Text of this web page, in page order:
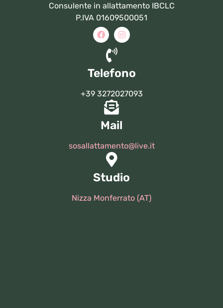
Consulente in allattamento IBCLC
P.IVA 01609500051
Telefono
+39 3272027093
Mail
sosallattamento@live.it
Studio
Nizza Monferrato (AT)